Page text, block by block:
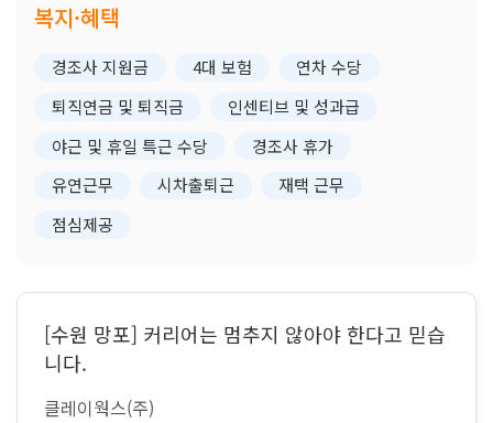
복지·혜택
경조사 지원금 4대 보험
연차 수당
퇴직연금 및 퇴직금
인센티브 및 성과급
야근 및 휴일 특근 수당
경조사 휴가
유연근무
시차출퇴근
재택 근무
점심제공
[수원 망포] 커리어는 멈추지 않아야 한다고 믿습
니다.
클레이웍스(주)